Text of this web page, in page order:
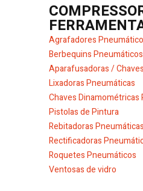
Agrafadores
Berbequins Pneumáticos
Aparafusadoras /
Lixadoras Pneumáticas
Chaves Dinamométricas
Pistolas de Pintura
Rebitadoras Pneumáticas
Rectificadoras
Roquetes Pneumáticos
Ventosas de vidro